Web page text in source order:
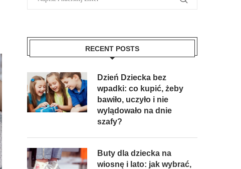
RECENT POSTS
Dzień Dziecka bez
wpadki: co kupić, żeby
bawiło, uczyło i nie
wylądowało na dnie
szafy?
Buty dla dziecka na
wiosnę i lato: jak wybrać,